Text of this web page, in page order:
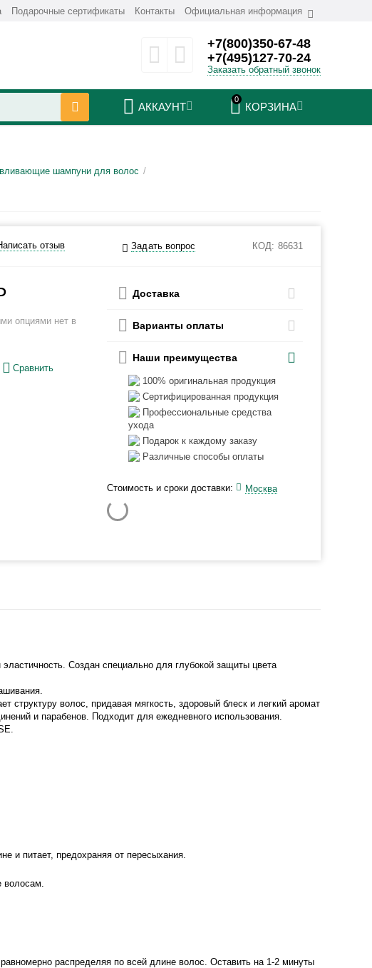
Подарочные сертификаты Контакты Официальная информация
+7(800)350-67-48
+7(495)127-70-24
Заказать обратный звонок
0
КОРЗИНА
АККАУНТ
шампуни для волос /
отзыв Задать вопрос КОД: 86631
опциями нет в
Сравнить
Доставка
Варианты оплаты
Наши преимущества
100% оригинальная продукция
Сертифицированная продукция
Профессиональные средства
ухода
Подарок к каждому заказу
Различные способы оплаты
Стоимость и сроки доставки: Москва
Создан специально для глубокой защиты цвета
структуру волос, придавая мягкость, здоровый блеск и легкий аромат
и парабенов. Подходит для ежедневного использования.
и питает, предохраняя от пересыхания.
волосам.
распределяя по всей длине волос. Оставить на 1-2 минуты